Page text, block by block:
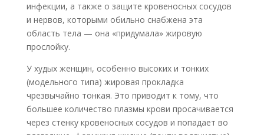
инфекции, а также о защите кровеносных сосудов
и нервов, которыми обильно снабжена эта
область тела — она «придумала» жировую
прослойку.
У худых женщин, особенно высоких и тонких
(модельного типа) жировая прокладка
чрезвычайно тонкая. Это приводит к тому, что
большее количество плазмы крови просачивается
через стенку кровеносных сосудов и попадает во